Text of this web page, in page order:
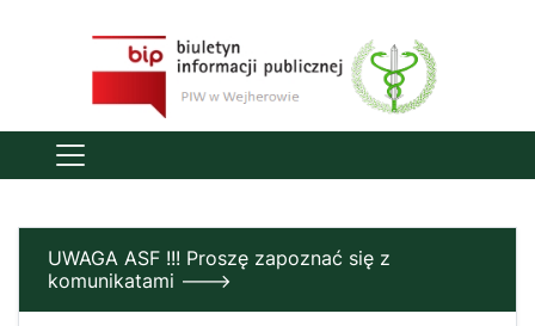
UWAGA ASF !!! Proszę zapoznać się z
komunikatami --->